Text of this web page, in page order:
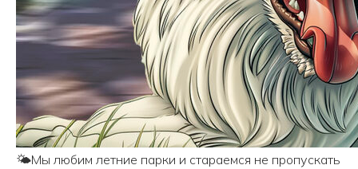
🌤Мы любим летние парки и стараемся не пропускать